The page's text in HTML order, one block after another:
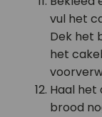
vul het
Dek het
het
Haal het
brood